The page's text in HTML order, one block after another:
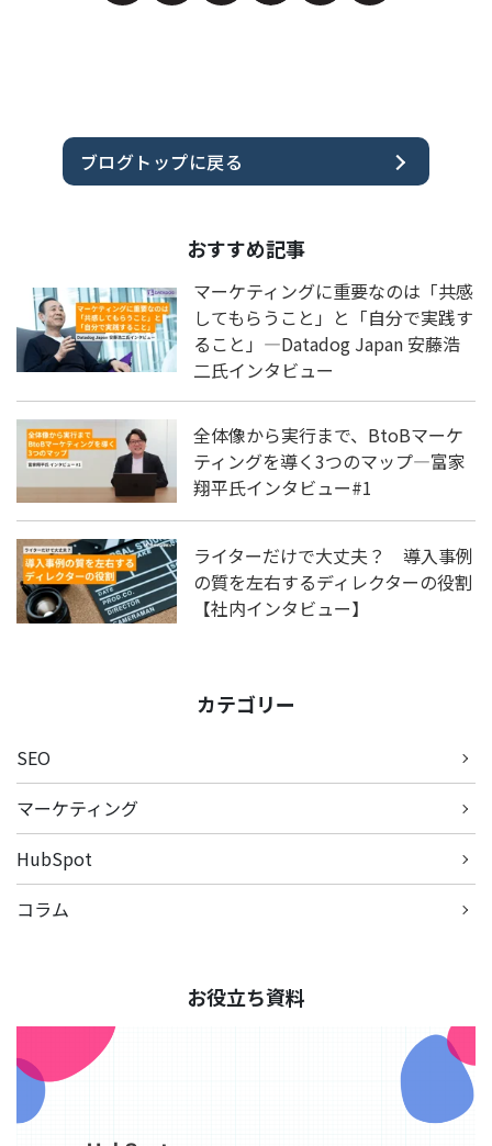
ブログトップに戻る
おすすめ記事
マーケティングに重要なのは「共感
してもらうこと」と「自分で実践す
ること」―Datadog Japan 安藤浩
二氏インタビュー
全体像から実行まで、BtoBマーケ
ティングを導く3つのマップ―富家
翔平氏インタビュー#1
ライターだけで大丈夫？ 導入事例
の質を左右するディレクターの役割
【社内インタビュー】
カテゴリー
SEO
マーケティング
HubSpot
コラム
お役立ち資料